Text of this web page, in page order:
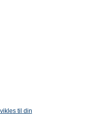
til din